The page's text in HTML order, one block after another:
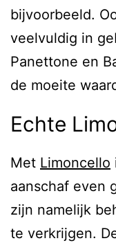
bijvoorbeeld.
veelvuldig in
Panettone en
de moeite
Echte
Met Limoncello
aanschaf even
zijn namelijk
te verkrijgen.